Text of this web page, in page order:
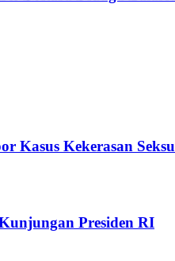
Kasus Kekerasan
Presiden RI